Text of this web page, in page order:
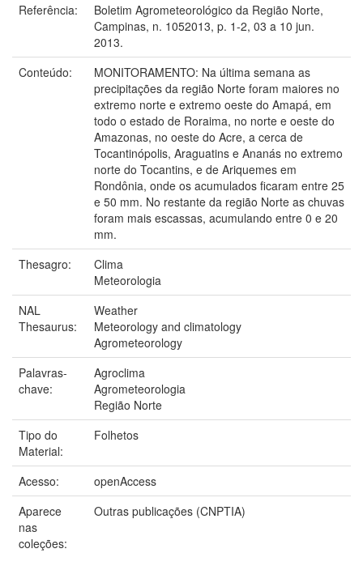
Referência:
Boletim Agrometeorológico da Região Norte,
Campinas, n. 1052013, p. 1-2, 03 a 10 jun.
2013.
Conteúdo:
MONITORAMENTO: Na última semana as
precipitações da região Norte foram maiores no
extremo norte e extremo oeste do Amapá, em
todo o estado de Roraima, no norte e oeste do
Amazonas, no oeste do Acre, a cerca de
Tocantinópolis, Araguatins e Ananás no extremo
norte do Tocantins, e de Ariquemes em
Rondônia, onde os acumulados ficaram entre 25
e 50 mm. No restante da região Norte as chuvas
foram mais escassas, acumulando entre 0 e 20
mm.
Thesagro:
Clima
Meteorologia
NAL
Thesaurus:
Weather
Meteorology and climatology
Agrometeorology
Palavras-
chave:
Agroclima
Agrometeorologia
Região Norte
Tipo do
Material:
Folhetos
Acesso:
openAccess
Aparece
nas
coleções:
Outras publicações (CNPTIA)